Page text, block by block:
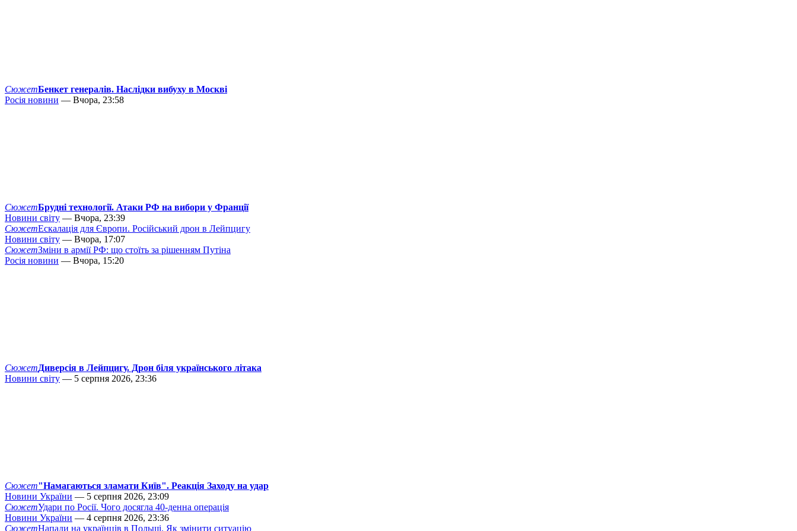
СюжетБенкет генералів. Наслідки вибуху в Москві
Росія новини — Вчора, 23:58
СюжетБрудні технології. Атаки РФ на вибори у Франції
Новини світу — Вчора, 23:39
СюжетЕскалація для Європи. Російський дрон в Лейпцигу
Новини світу — Вчора, 17:07
СюжетЗміни в армії РФ: що стоїть за рішенням Путіна
Росія новини — Вчора, 15:20
СюжетДиверсія в Лейпцигу. Дрон біля українського літака
Новини світу — 5 серпня 2026, 23:36
Сюжет"Намагаються зламати Київ". Реакція Заходу на удар
Новини України — 5 серпня 2026, 23:09
СюжетУдари по Росії. Чого досягла 40-денна операція
Новини України — 4 серпня 2026, 23:36
СюжетНапади на українців в Польщі. Як змінити ситуацію